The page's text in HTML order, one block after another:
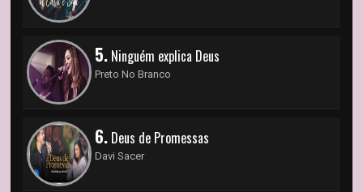
5. Ninguém explica Deus
Preto No Branco
6. Deus de Promessas
Davi Sacer